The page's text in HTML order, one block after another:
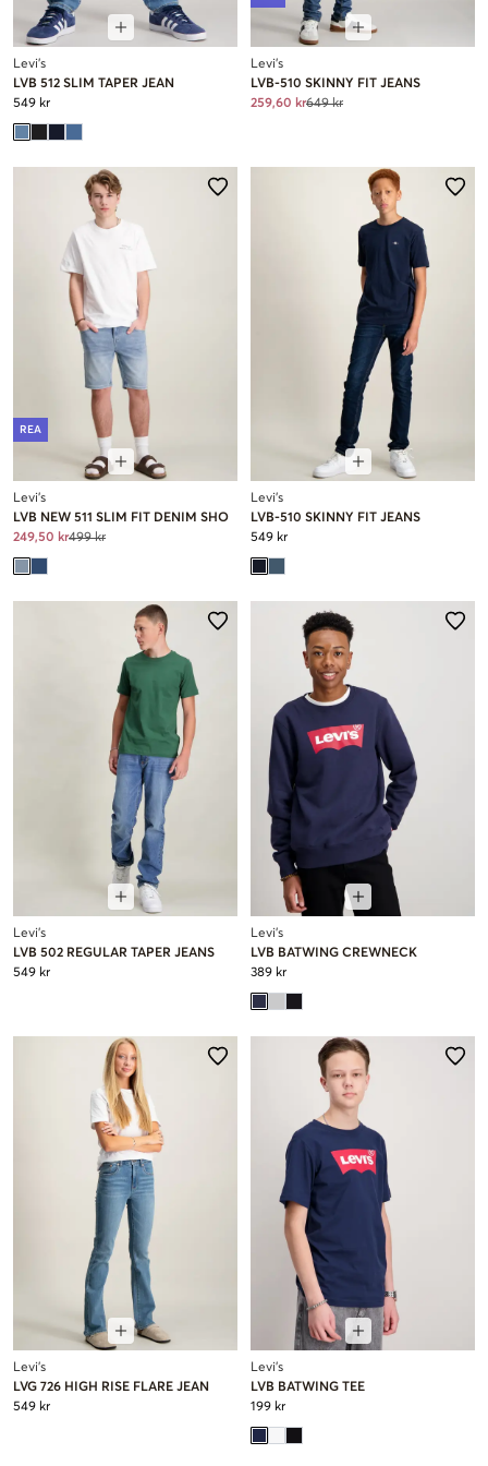
Levi's
LVB 512 SLIM TAPER JEAN
549 kr
Levi's
LVB-510 SKINNY FIT JEANS
259,60 kr649 kr
REA
Levi's
LVB NEW 511 SLIM FIT DENIM SHO
249,50 kr499 kr
Levi's
LVB-510 SKINNY FIT JEANS
549 kr
Levi's
LVB 502 REGULAR TAPER JEANS
549 kr
Levi's
LVB BATWING CREWNECK
389 kr
Levi's
LVG 726 HIGH RISE FLARE JEAN
549 kr
Levi's
LVB BATWING TEE
199 kr